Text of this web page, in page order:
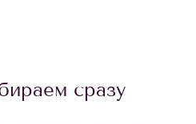
сразу